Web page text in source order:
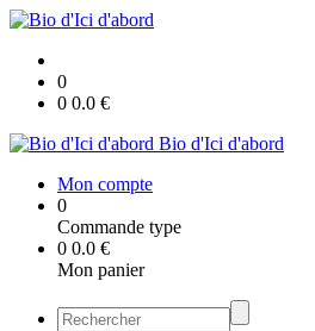
0
0 0.0 €
Bio d'Ici d'abord
Mon compte
0
Commande type
0 0.0 €
Mon panier